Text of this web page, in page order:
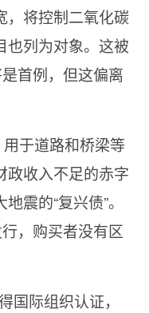
，将控制二氧化碳
也列为对象。这被
首例，但这偏离
于道路和桥梁等
政收入不足的赤字
震的“复兴债”。
，购买者没有区
国际组织认证，